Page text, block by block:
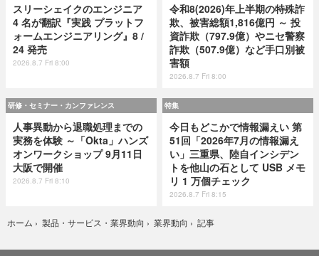
スリーシェイクのエンジニア
4 名が翻訳『実践 プラットフ
ォームエンジニアリング』8 /
24 発売
2026.8.7 Fri 8:00
令和8(2026)年上半期の特殊詐
欺、被害総額1,816億円 ～ 投
資詐欺（797.9億）やニセ警察
詐欺（507.9億）など手口別被
害額
2026.8.7 Fri 8:00
研修・セミナー・カンファレンス
人事異動から退職処理までの
実務を体験 ～「Okta」ハンズ
オンワークショップ 9月11日
大阪で開催
2026.8.7 Fri 8:10
特集
今日もどこかで情報漏えい 第
51回「2026年7月の情報漏え
い」三重県、陸自インシデン
トを他山の石として USB メモ
リ 1 万個チェック
2026.8.7 Fri 8:15
ホーム › 製品・サービス・業界動向 › 業界動向 › 記事